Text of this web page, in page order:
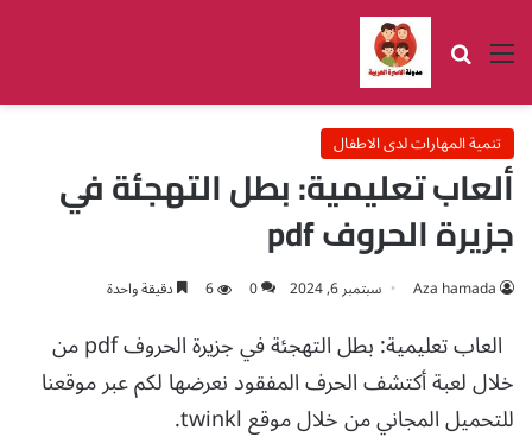
القائمة بحث عن
تنمية المهارات لدى الاطفال
ألعاب تعليمية: بطل التهجئة في
جزيرة الحروف pdf
Aza hamada سبتمبر 6, 2024 0
6 دقيقة واحدة
العاب تعليمية: بطل التهجئة في جزيرة الحروف pdf من
خلال لعبة أكتشف الحرف المفقود نعرضها لكم عبر موقعنا
للتحميل المجاني من خلال موقع twinkl.